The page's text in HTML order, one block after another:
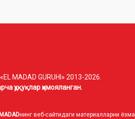
MADAD GURUHI» 2013-2026.
ҳуқуқлар ҳимояланган.
нинг веб-сайтидаги материалларни